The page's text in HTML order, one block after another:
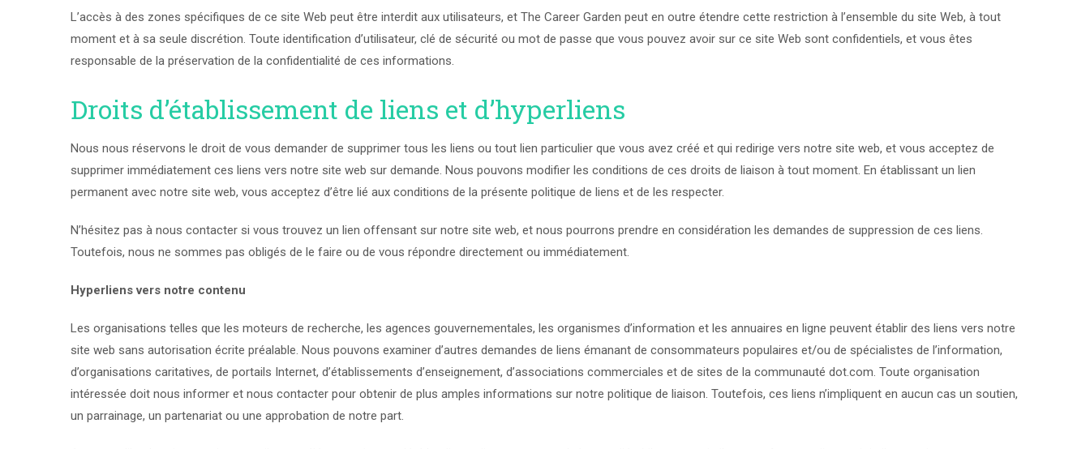
L’accès à des zones spécifiques de ce site Web peut être interdit aux utilisateurs, et The Career Garden peut en outre étendre cette restriction à l’ensemble du site Web, à tout
moment et à sa seule discrétion. Toute identification d’utilisateur, clé de sécurité ou mot de passe que vous pouvez avoir sur ce site Web sont confidentiels, et vous êtes
responsable de la préservation de la confidentialité de ces informations.
Droits d’établissement de liens et d’hyperliens
Nous nous réservons le droit de vous demander de supprimer tous les liens ou tout lien particulier que vous avez créé et qui redirige vers notre site web, et vous acceptez de
supprimer immédiatement ces liens vers notre site web sur demande. Nous pouvons modifier les conditions de ces droits de liaison à tout moment. En établissant un lien
permanent avec notre site web, vous acceptez d’être lié aux conditions de la présente politique de liens et de les respecter.
N’hésitez pas à nous contacter si vous trouvez un lien offensant sur notre site web, et nous pourrons prendre en considération les demandes de suppression de ces liens.
Toutefois, nous ne sommes pas obligés de le faire ou de vous répondre directement ou immédiatement.
Hyperliens vers notre contenu
Les organisations telles que les moteurs de recherche, les agences gouvernementales, les organismes d’information et les annuaires en ligne peuvent établir des liens vers notre
site web sans autorisation écrite préalable. Nous pouvons examiner d’autres demandes de liens émanant de consommateurs populaires et/ou de spécialistes de l’information,
d’organisations caritatives, de portails Internet, d’établissements d’enseignement, d’associations commerciales et de sites de la communauté dot.com. Toute organisation
intéressée doit nous informer et nous contacter pour obtenir de plus amples informations sur notre politique de liaison. Toutefois, ces liens n’impliquent en aucun cas un soutien,
un parrainage, un partenariat ou une approbation de notre part.